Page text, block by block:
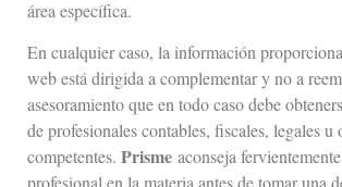
área específica.
En cualquier caso, la información
web está dirigida a complementar y no a
asesoramiento que en todo caso debe
de profesionales contables, fiscales, legales u
competentes. Prisme aconseja